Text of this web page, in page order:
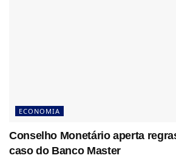
ECONOMIA
Conselho Monetário aperta
caso do Banco Master